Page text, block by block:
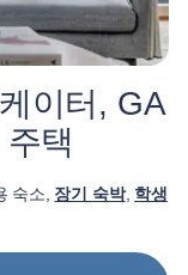
이터, GA
택
숙소, 장기 숙박, 학생